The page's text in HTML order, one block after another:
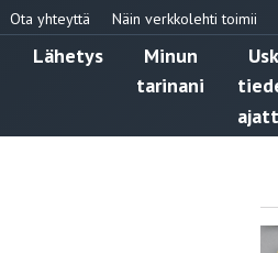
Ota yhteyttä Näin verkkolehti toimii
Lähetys
Minun
tarinani